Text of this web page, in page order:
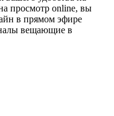
просмотр online, вы
в прямом эфире
вещающие в